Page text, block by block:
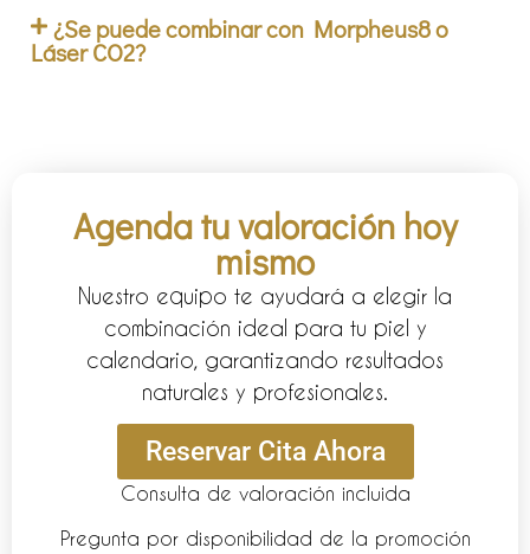
¿Se puede combinar con Morpheus8 o
Láser CO2?
Agenda tu valoración hoy
mismo
Nuestro equipo te ayudará a elegir la
combinación ideal para tu piel y
calendario, garantizando resultados
naturales y profesionales.
Reservar Cita Ahora
Consulta de valoración incluida
Pregunta por disponibilidad de la promoción